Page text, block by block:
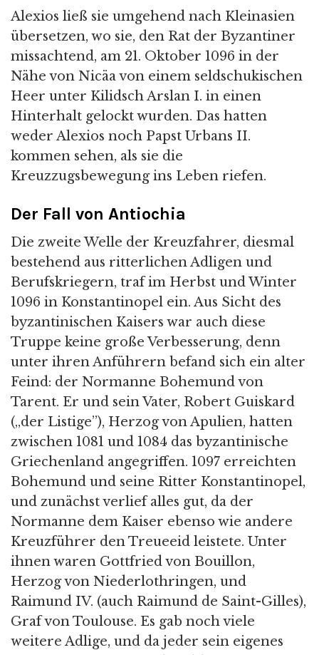
Alexios ließ sie umgehend nach Kleinasien
übersetzen, wo sie, den Rat der Byzantiner
missachtend, am 21. Oktober 1096 in der
Nähe von Nicäa von einem seldschukischen
Heer unter Kilidsch Arslan I. in einen
Hinterhalt gelockt wurden. Das hatten
weder Alexios noch Papst Urbans II.
kommen sehen, als sie die
Kreuzzugsbewegung ins Leben riefen.
Der Fall von Antiochia
Die zweite Welle der Kreuzfahrer, diesmal
bestehend aus ritterlichen Adligen und
Berufskriegern, traf im Herbst und Winter
1096 in Konstantinopel ein. Aus Sicht des
byzantinischen Kaisers war auch diese
Truppe keine große Verbesserung, denn
unter ihren Anführern befand sich ein alter
Feind: der Normanne Bohemund von
Tarent. Er und sein Vater, Robert Guiskard
(„der Listige”), Herzog von Apulien, hatten
zwischen 1081 und 1084 das byzantinische
Griechenland angegriffen. 1097 erreichten
Bohemund und seine Ritter Konstantinopel,
und zunächst verlief alles gut, da der
Normanne dem Kaiser ebenso wie andere
Kreuzführer den Treueeid leistete. Unter
ihnen waren Gottfried von Bouillon,
Herzog von Niederlothringen, und
Raimund IV. (auch Raimund de Saint-Gilles),
Graf von Toulouse. Es gab noch viele
weitere Adlige, und da jeder sein eigenes